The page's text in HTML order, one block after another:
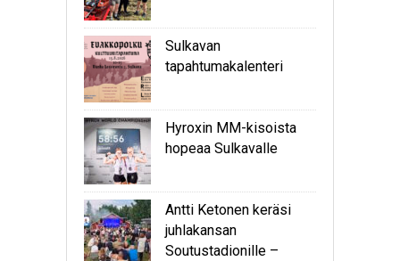
Sulkavan
tapahtumakalenteri
Hyroxin MM-kisoista
hopeaa Sulkavalle
Antti Ketonen keräsi
juhlakansan
Soutustadionille –